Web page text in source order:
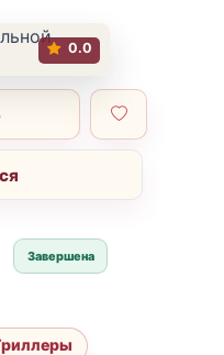
0.0
Завершена